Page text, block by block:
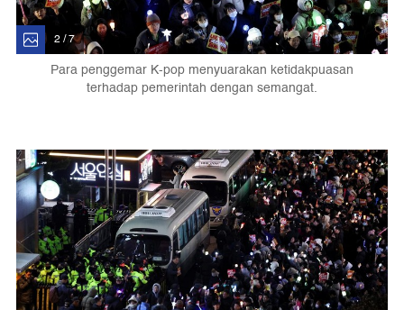
2 / 7
Para penggemar K-pop menyuarakan ketidakpuasan
terhadap pemerintah dengan semangat.